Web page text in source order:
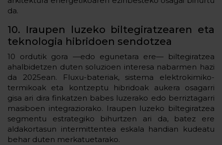
da.
10. Iraupen luzeko biltegiratzearen eta
teknologia hibridoen sendotzea
10 ordutik gora —edo egunetara ere— biltegiratzea
ahalbidetzen duten soluzioen interesa nabarmen hazi
da 2025ean. Fluxu-bateriak, sistema elektrokimiko-
termikoak eta kontzeptu hibridoak aukera osagarri
gisa ari dira finkatzen babes luzerako edo berriztagarri
masiboen integraziorako. Iraupen luzeko biltegiratzea
segmentu estrategiko bihurtzen ari da, batez ere
aldakortasun intermittentea eskala handian kudeatu
behar duten merkatuetarako.